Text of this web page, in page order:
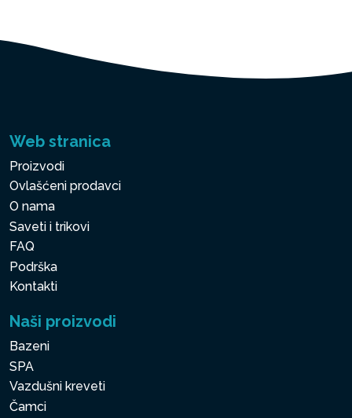
Web stranica
Proizvodi
Ovlašćeni prodavci
O nama
Saveti i trikovi
FAQ
Podrška
Kontakti
Naši proizvodi
Bazeni
SPA
Vazdušni kreveti
Čamci